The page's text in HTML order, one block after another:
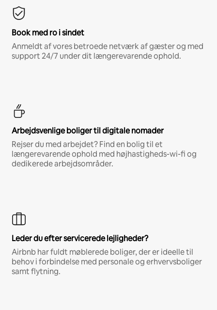
Book med ro i sindet
Anmeldt af vores betroede netværk af gæster og med
support 24/7 under dit længerevarende ophold.
Arbejdsvenlige boliger til digitale nomader
Rejser du med arbejdet? Find en bolig til et
længerevarende ophold med højhastigheds-wi-fi og
dedikerede arbejdsområder.
Leder du efter servicerede lejligheder?
Airbnb har fuldt møblerede boliger, der er ideelle til
behov i forbindelse med personale og erhvervsboliger
samt flytning.